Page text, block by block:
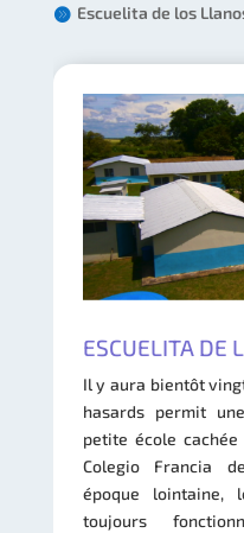
Escuelita de los
ESCUELITA DE
Il y aura bientôt
hasards permit
petite école
Colegio Francia
époque lointaine,
toujours